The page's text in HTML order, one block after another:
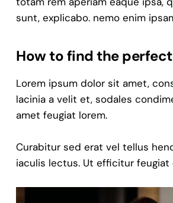
sunt, explicabo. nemo enim
How to find the
Lorem ipsum dolor sit amet,
lacinia a velit et, sodales
amet feugiat lorem.
Curabitur sed erat vel tellus
iaculis lectus. Ut efficitur